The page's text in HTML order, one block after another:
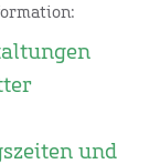
und